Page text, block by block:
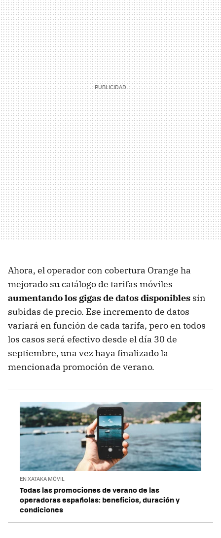
Ahora, el operador con cobertura Orange ha
mejorado su catálogo de tarifas móviles
aumentando los gigas de datos disponibles sin
subidas de precio. Ese incremento de datos
variará en función de cada tarifa, pero en todos
los casos será efectivo desde el día 30 de
septiembre, una vez haya finalizado la
mencionada promoción de verano.
EN XATAKA MÓVIL
Todas las promociones de verano de las
operadoras españolas: beneficios, duración y
condiciones